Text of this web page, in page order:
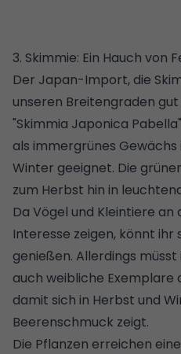
3. Skimmie: Ein Hauch von
Der Japan-Import, die
unseren Breitengraden
"Skimmia Japonica
als immergrünes
Winter geeignet. Die
zum Herbst hin in
Da Vögel und Kleintiere
Interesse zeigen, könnt ihr
genießen. Allerdings
auch weibliche Exemplare
damit sich in Herbst und
Beerenschmuck zeigt.
Die Pflanzen erreichen